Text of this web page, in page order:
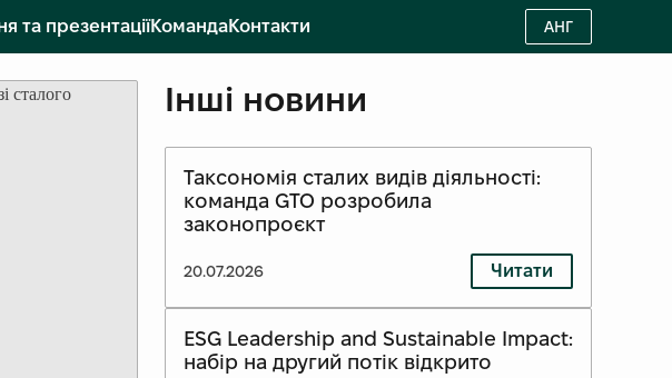
АНГ
та презентаціїКомандаКонтакти
Інші новини
Таксономія сталих видів діяльності:
команда GTO розробила
законопроєкт
20.07.2026 Читати
ESG Leadership and Sustainable Impact:
набір на другий потік відкрито